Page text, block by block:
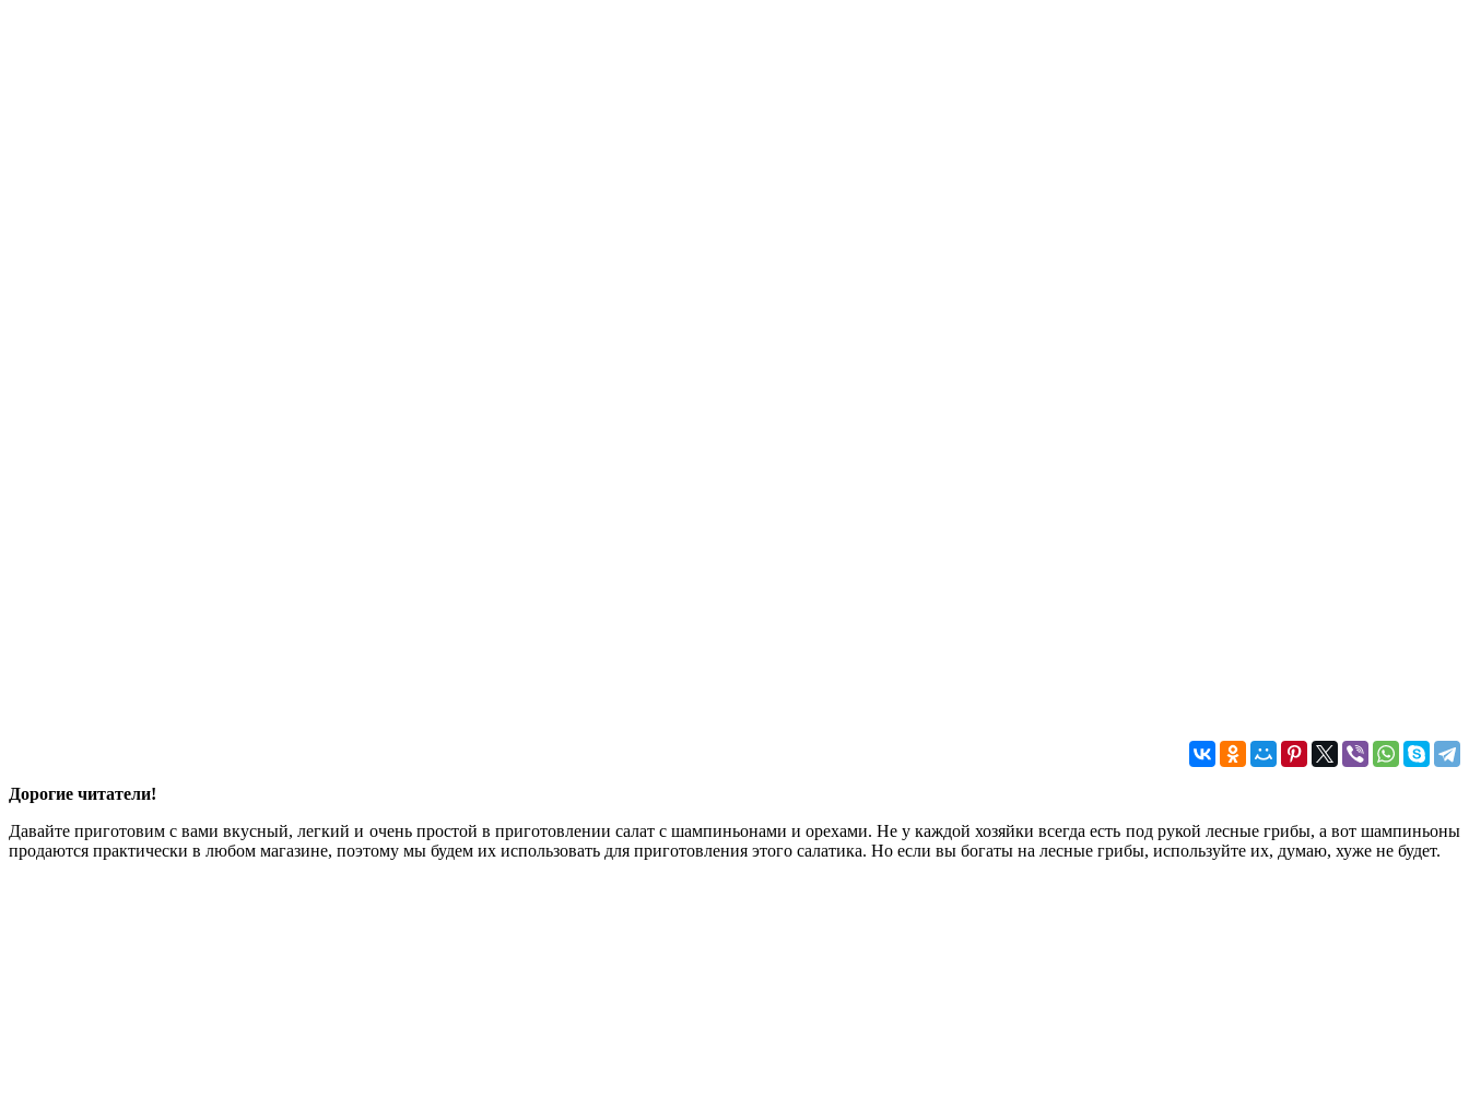
Дорогие читатели!
Давайте приготовим с вами вкусный, легкий и очень простой в приготовлении салат с шампиньонами и орехами. Не у каждой хозяйки всегда есть под рукой лесные грибы, а вот шампиньоны
продаются практически в любом магазине, поэтому мы будем их использовать для приготовления этого салатика. Но если вы богаты на лесные грибы, используйте их, думаю, хуже не будет.